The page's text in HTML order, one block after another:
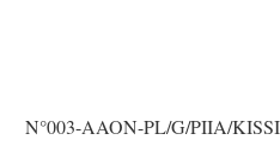
N°003-AAON-PL/G/PIIA/